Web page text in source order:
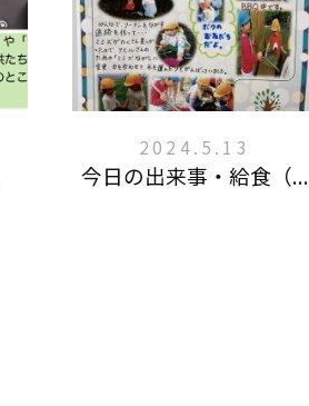
2024.5.13
今日の出来事・給食（...